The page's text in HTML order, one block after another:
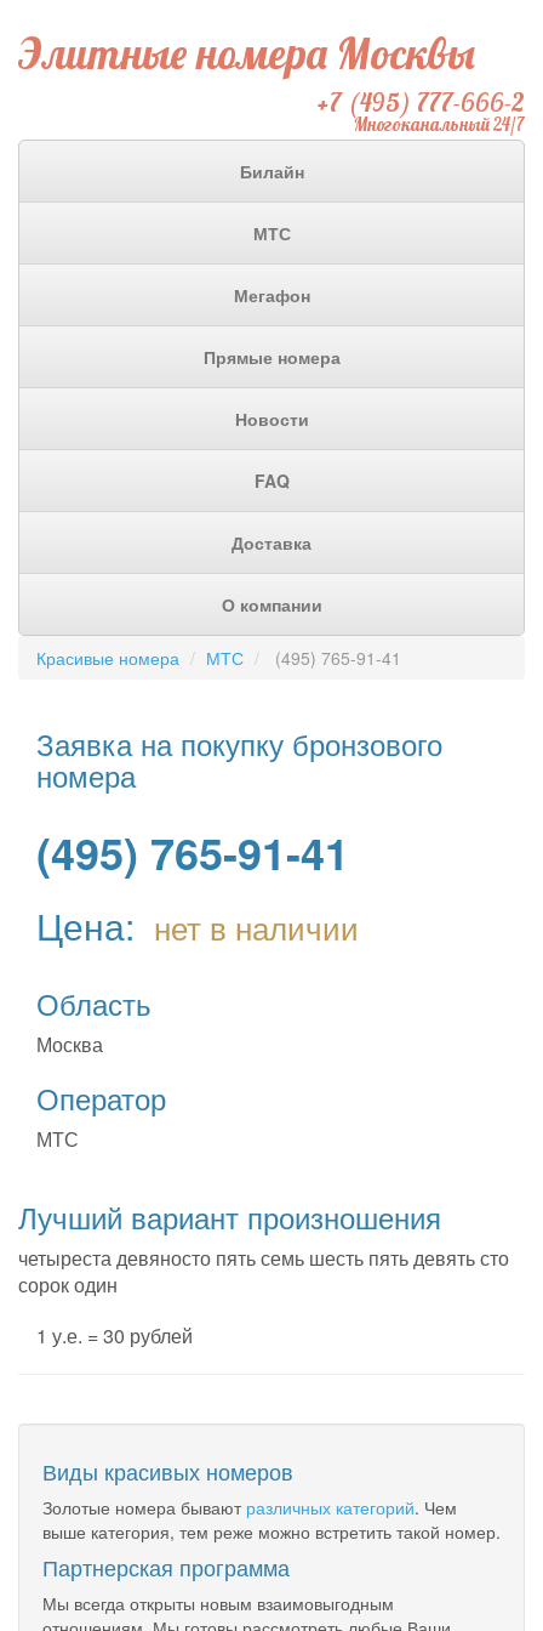
Элитные номера Москвы
+7 (495) 777-666-2
Многоканальный 24/7
Билайн
МТС
Мегафон
Прямые номера
Новости
FAQ
Доставка
О компании
Красивые номера МТС (495) 765-91-41
Заявка на покупку бронзового
номера
(495) 765-91-41
Цена: нет в наличии
Область
Москва
Оператор
МТС
Лучший вариант произношения
четыреста девяносто пять семь шесть пять девять сто
сорок один
1 у.е. = 30 рублей
Виды красивых номеров
Золотые номера бывают различных категорий. Чем
выше категория, тем реже можно встретить такой номер.
Партнерская программа
Мы всегда открыты новым взаимовыгодным